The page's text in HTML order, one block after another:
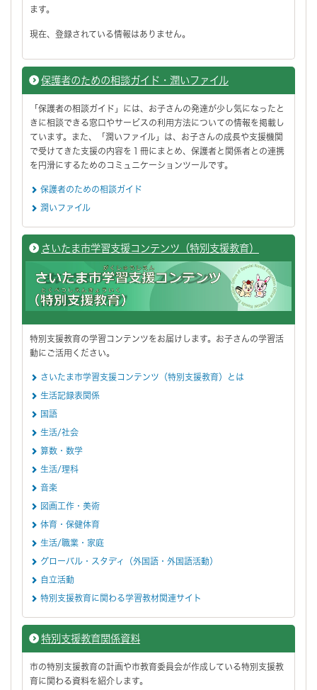
ます。
現在、登録されている情報はありません。
保護者のための相談ガイド・潤いファイル
「保護者の相談ガイド」には、お子さんの発達が少し気になったと
きに相談できる窓口やサービスの利用方法についての情報を掲載し
ています。また、「潤いファイル」は、お子さんの成長や支援機関
で受けてきた支援の内容を１冊にまとめ、保護者と関係者との連携
を円滑にするためのコミュニケーションツールです。
保護者のための相談ガイド
潤いファイル
さいたま市学習支援コンテンツ（特別支援教育）
特別支援教育の学習コンテンツをお届けします。お子さんの学習活
動にご活用ください。
さいたま市学習支援コンテンツ（特別支援教育）とは
生活記録表関係
国語
生活/社会
算数・数学
生活/理科
音楽
図画工作・美術
体育・保健体育
生活/職業・家庭
グローバル・スタディ（外国語・外国語活動）
自立活動
特別支援教育に関わる学習教材関連サイト
特別支援教育関係資料
市の特別支援教育の計画や市教育委員会が作成している特別支援教
育に関わる資料を紹介します。